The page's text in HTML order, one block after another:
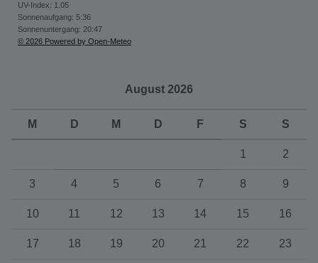
UV-Index: 1.05
Sonnenaufgang: 5:36
Sonnenuntergang: 20:47
© 2026 Powered by Open-Meteo
August 2026
M D M D F S S
1 2
3 4 5 6 7 8 9
10 11 12 13 14 15 16
17 18 19 20 21 22 23